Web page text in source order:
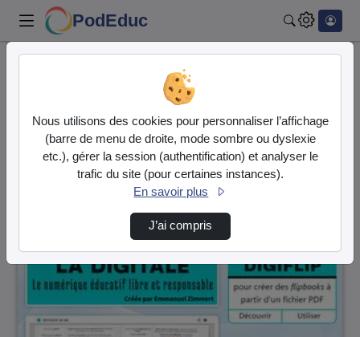
PodEduc
1 vidéo trouvée
Audio Vidéo
Direction de tri
Nous utilisons des cookies pour personnaliser l’affichage
(barre de menu de droite, mode sombre ou dyslexie
etc.), gérer la session (authentification) et analyser le
trafic du site (pour certaines instances).
En savoir plus
J’ai compris